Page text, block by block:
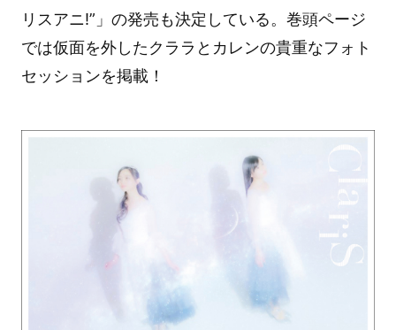
リスアニ!”」の発売も決定している。巻頭ページ
では仮面を外したクララとカレンの貴重なフォト
セッションを掲載！